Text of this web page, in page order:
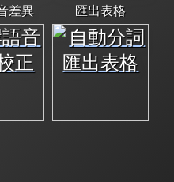
差異 匯出表格